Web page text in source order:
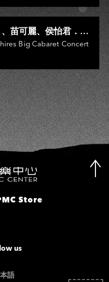
雅雯、陳孟賢、黃露
苗可麗、侯怡君．
啟田、鳥來嬤-吳
彩樺、吳淑敏、施文
雅雯、陳孟賢、黃露
Big Cabaret Concert
Store
us
語